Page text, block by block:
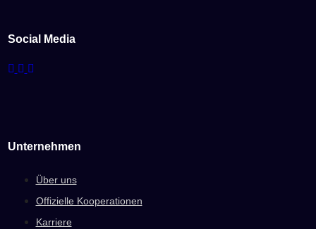
Social Media
Unternehmen
Über uns
Offizielle Kooperationen
Karriere